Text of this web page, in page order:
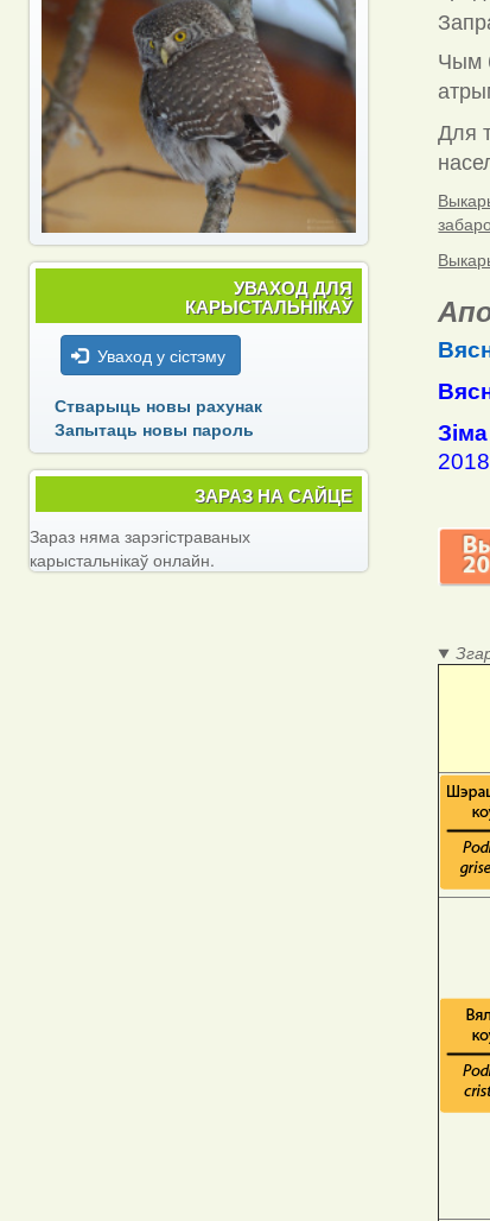
Чым
Для
УВАХОД ДЛЯ
КАРЫСТАЛЬНІКАЎ
Уваход у сістэму
Стварыць новы рахунак
Запытаць новы пароль
ЗАРАЗ НА САЙЦЕ
Зараз няма зарэгістраваных
карыстальнікаў онлайн.